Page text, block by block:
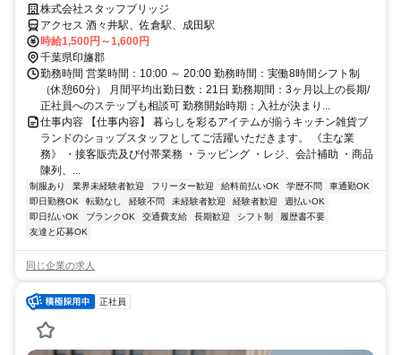
アウトレット（制服あり）
株式会社スタッフブリッジ
アクセス 酒々井駅、佐倉駅、成田駅
時給1,500円～1,600円
千葉県印旛郡
勤務時間 営業時間：10:00 ～ 20:00 勤務時間：実働8時間シフト制
（休憩60分） 月間平均出勤日数：21日 勤務期間：3ヶ月以上の長期/
正社員へのステップも相談可 勤務開始時期：入社が決まり...
仕事内容 【仕事内容】 暮らしを彩るアイテムが揃うキッチン雑貨ブ
ランドのショップスタッフとしてご活躍いただきます。 《主な業
務》 ・接客販売及び付帯業務 ・ラッピング ・レジ、会計補助 ・商品
陳列、...
制服あり 業界未経験者歓迎 フリーター歓迎 給料前払いOK 学歴不問
車通勤OK
即日勤務OK
転勤なし 経験不問 未経験者歓迎 経験者歓迎
週払いOK
即日払いOK
ブランクOK 交通費支給 長期歓迎 シフト制
履歴書不要
友達と応募OK
同じ企業の求人
正社員